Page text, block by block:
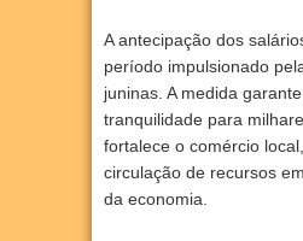
A antecipação dos
período impulsionado
juninas. A medida
tranquilidade para
fortalece o comércio
circulação de recursos
da economia.